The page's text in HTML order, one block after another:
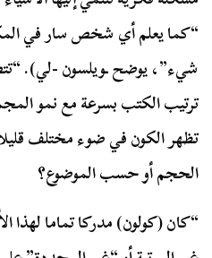
“كما يعلم أي شخص سار في
شيء”، يوضح ـويلسون -لي).
ترتيب الكتب بسرعة مع نمو
تظهر الكون في ضوء مختلف
الحجم أو حسب الموضوع؟
“كان (كولون) مدركا تماما لهذا